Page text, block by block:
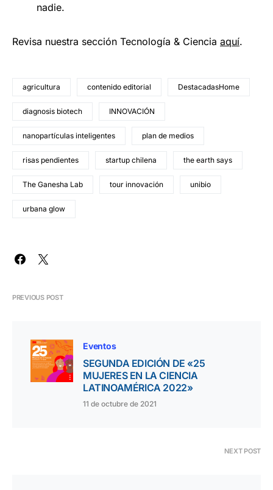
nadie.
Revisa nuestra sección Tecnología & Ciencia aquí.
agricultura contenido editorial DestacadasHome
diagnosis biotech INNOVACIÓN
nanopartículas inteligentes plan de medios
risas pendientes startup chilena the earth says
The Ganesha Lab tour innovación unibio
urbana glow
PREVIOUS POST
Eventos
SEGUNDA EDICIÓN DE «25
MUJERES EN LA CIENCIA
LATINOAMÉRICA 2022»
11 de octubre de 2021
NEXT POST